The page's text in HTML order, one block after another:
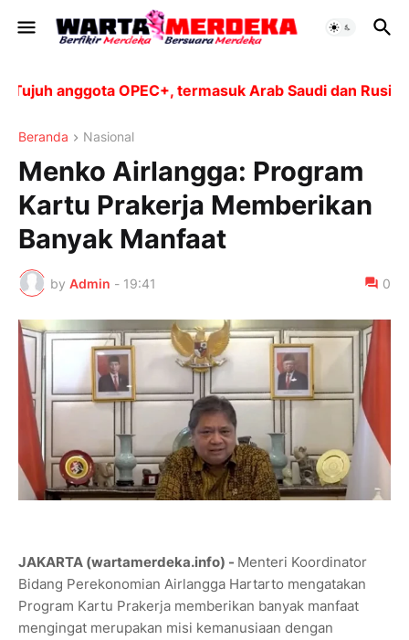
anggota OPEC+, termasuk Arab Saudi dan Rusia,
Beranda Nasional
Menko Airlangga: Program
Kartu Prakerja Memberikan
Banyak Manfaat
by Admin - 19:41 0
JAKARTA (wartamerdeka.info) - Menteri Koordinator
Bidang Perekonomian Airlangga Hartarto mengatakan
Program Kartu Prakerja memberikan banyak manfaat
mengingat merupakan misi kemanusiaan dengan